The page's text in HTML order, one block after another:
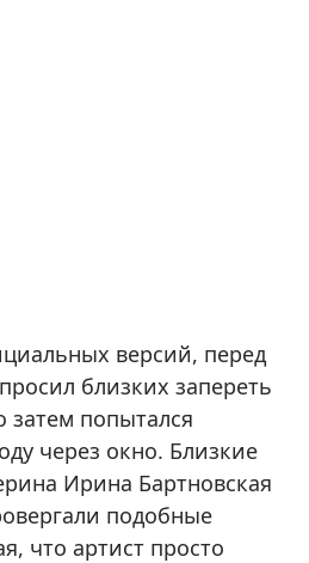
версий, перед
близких запереть
затем попытался
через окно. Близкие
Ирина Бартновская
подобные
что артист просто